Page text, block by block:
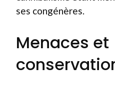
ses congénères.
Menaces et